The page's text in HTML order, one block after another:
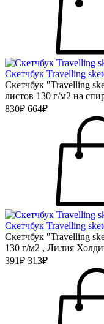
Скетчбук Travelling
Скетчбук "Travelling
листов 130 г/м2 на
830₽ 664₽
Скетчбук Travelling
Скетчбук "Travelling
130 г/м2 , Лилия
391₽ 313₽